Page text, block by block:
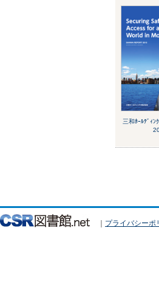
三和ﾎｰﾙﾃﾞｨﾝ
｜ プライバシーポ